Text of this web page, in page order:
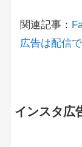
関連記事：
広告は配信
インスタ広